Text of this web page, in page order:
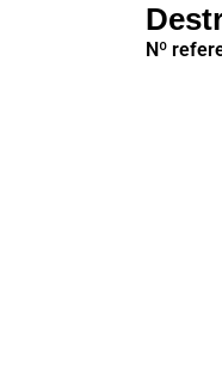
Nº